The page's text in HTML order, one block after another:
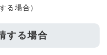
る場合）
する場合